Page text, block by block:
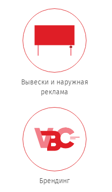
Вывески и наружная
реклама
Брендинг